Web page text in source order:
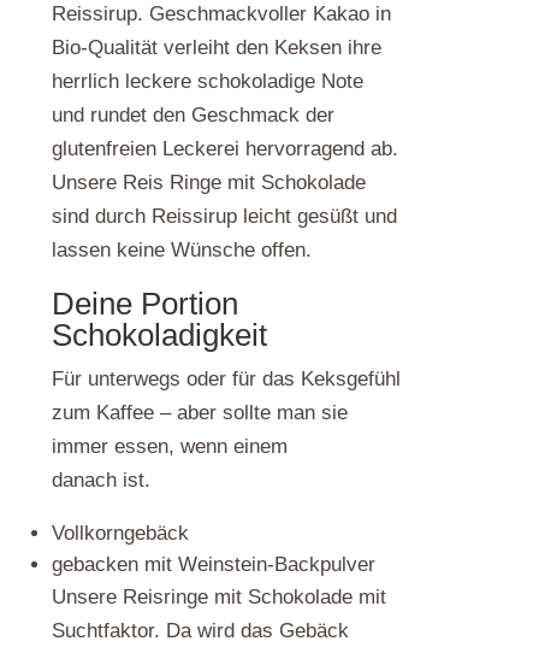
Reissirup. Geschmackvoller Kakao in
Bio-Qualität verleiht den Keksen ihre
herrlich leckere schokoladige Note
und rundet den Geschmack der
glutenfreien Leckerei hervorragend ab.
Unsere Reis Ringe mit Schokolade
sind durch Reissirup leicht gesüßt und
lassen keine Wünsche offen.
Deine Portion
Schokoladigkeit
Für unterwegs oder für das Keksgefühl
zum Kaffee – aber sollte man sie
immer essen, wenn einem
danach ist.
Vollkorngebäck
gebacken mit Weinstein-Backpulver
Unsere Reisringe mit Schokolade mit
Suchtfaktor. Da wird das Gebäck